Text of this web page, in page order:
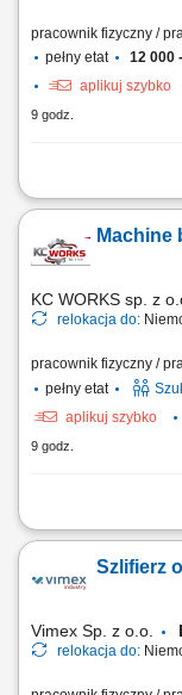
pracownik fizyczny /
pełny etat
12 000
aplikuj szybko
9 godz.
Budowa,
montażowych, szyn
i wyłączników,
Machine
KC WORKS sp. z
relokacja do:
pracownik fizyczny /
pełny etat
aplikuj szybko
9 godz.
The work will be
mechanical
technical drawings;
Szlifierz
Vimex Sp. z o.o.
relokacja do: